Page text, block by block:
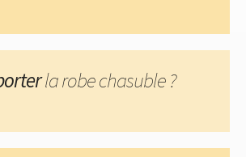
la robe chasuble ?